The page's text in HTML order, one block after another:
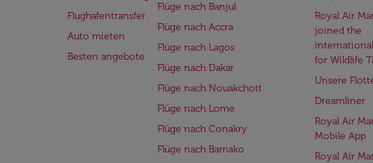
Flughafentransfer
Auto mieten
Besten angebote
Flüge nach Banjul
Flüge nach Accra
Flüge nach Lagos
Flüge nach Dakar
Flüge nach Nouakchott
Flüge nach Lome
Flüge nach Conakry
Flüge nach Bamako
Royal Air
joined the
for Wildlife
Unsere
Dreamliner
Royal Air
Mobile App
Royal Air